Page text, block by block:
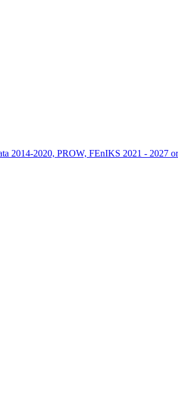
2014-2020, PROW, FEnIKS 2021 - 2027